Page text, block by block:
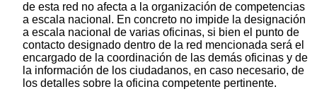
de esta red no afecta a la organización de competencias
a escala nacional. En concreto no impide la designación
a escala nacional de varias oficinas, si bien el punto de
contacto designado dentro de la red mencionada será el
encargado de la coordinación de las demás oficinas y de
la información de los ciudadanos, en caso necesario, de
los detalles sobre la oficina competente pertinente.